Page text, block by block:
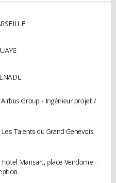
Group - Ingénieur projet /
Talents du Grand Genevois
Mansart, place Vendome -